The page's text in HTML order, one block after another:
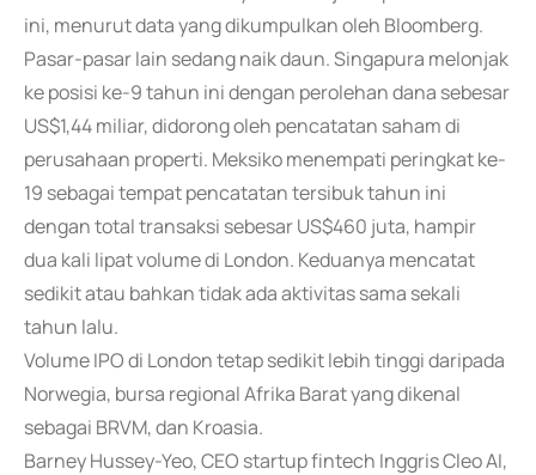
ini, menurut data yang dikumpulkan oleh Bloomberg.
Pasar-pasar lain sedang naik daun. Singapura melonjak
ke posisi ke-9 tahun ini dengan perolehan dana sebesar
US$1,44 miliar, didorong oleh pencatatan saham di
perusahaan properti. Meksiko menempati peringkat ke-
19 sebagai tempat pencatatan tersibuk tahun ini
dengan total transaksi sebesar US$460 juta, hampir
dua kali lipat volume di London. Keduanya mencatat
sedikit atau bahkan tidak ada aktivitas sama sekali
tahun lalu.
Volume IPO di London tetap sedikit lebih tinggi daripada
Norwegia, bursa regional Afrika Barat yang dikenal
sebagai BRVM, dan Kroasia.
Barney Hussey-Yeo, CEO startup fintech Inggris Cleo AI,